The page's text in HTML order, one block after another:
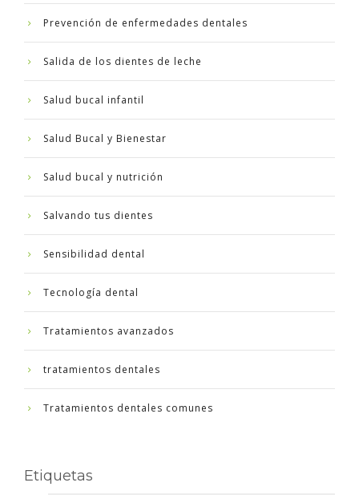
Prevención de enfermedades dentales
Salida de los dientes de leche
Salud bucal infantil
Salud Bucal y Bienestar
Salud bucal y nutrición
Salvando tus dientes
Sensibilidad dental
Tecnología dental
Tratamientos avanzados
tratamientos dentales
Tratamientos dentales comunes
Etiquetas